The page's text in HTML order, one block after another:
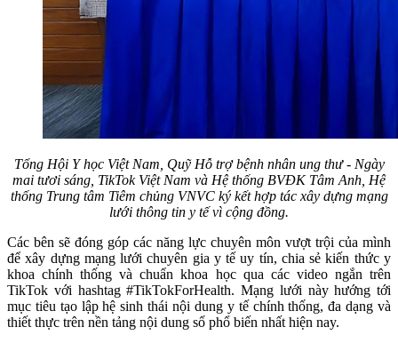
Tổng Hội Y học Việt Nam, Quỹ Hỗ trợ bệnh nhân ung thư - Ngày
mai tươi sáng, TikTok Việt Nam và Hệ thống BVĐK Tâm Anh, Hệ
thống Trung tâm Tiêm chủng VNVC ký kết hợp tác xây dựng mạng
lưới thông tin y tế vì cộng đồng.
Các bên sẽ đóng góp các năng lực chuyên môn vượt trội của mình
để xây dựng mạng lưới chuyên gia y tế uy tín, chia sẻ kiến thức y
khoa chính thống và chuẩn khoa học qua các video ngắn trên
TikTok với hashtag #TikTokForHealth. Mạng lưới này hướng tới
mục tiêu tạo lập hệ sinh thái nội dung y tế chính thống, đa dạng và
thiết thực trên nền tảng nội dung số phổ biến nhất hiện nay.